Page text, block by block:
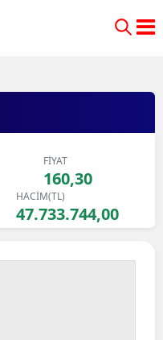
FİYAT
160,30
HACİM(TL)
47.733.744,00